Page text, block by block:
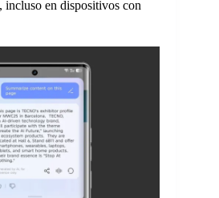
incluso en dispositivos con